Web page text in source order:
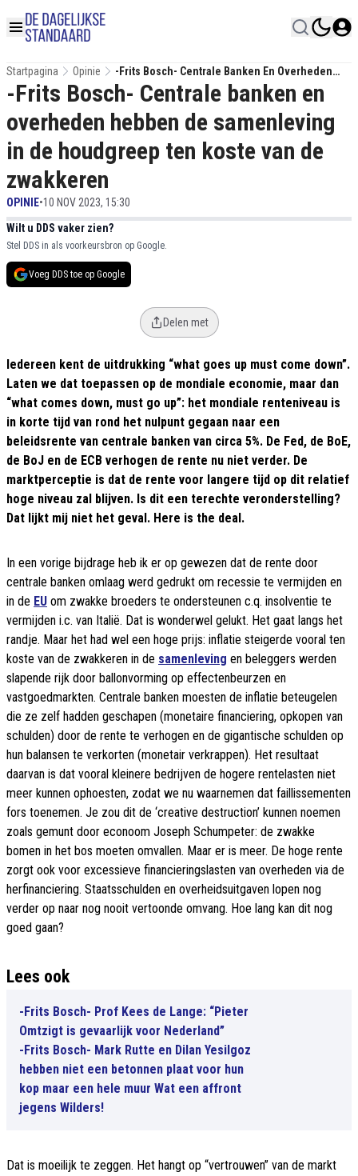
Startpagina Opinie
-Frits Bosch- Centrale Banken En Overheden
Hebben De Samenleving In De Houdgreep Ten
Koste Van De Zwakkeren
-Frits Bosch- Centrale banken en
overheden hebben de samenleving
in de houdgreep ten koste van de
zwakkeren
OPINIE•10 NOV 2023, 15:30
Wilt u DDS vaker zien?
Stel DDS in als voorkeursbron op Google.
Voeg DDS toe op Google
Delen met
Iedereen kent de uitdrukking “what goes up must come down”.
Laten we dat toepassen op de mondiale economie, maar dan
“what comes down, must go up”: het mondiale renteniveau is
in korte tijd van rond het nulpunt gegaan naar een
beleidsrente van centrale banken van circa 5%. De Fed, de BoE,
de BoJ en de ECB verhogen de rente nu niet verder. De
marktperceptie is dat de rente voor langere tijd op dit relatief
hoge niveau zal blijven. Is dit een terechte veronderstelling?
Dat lijkt mij niet het geval. Here is the deal.
In een vorige bijdrage heb ik er op gewezen dat de rente door
centrale banken omlaag werd gedrukt om recessie te vermijden en
in de EU om zwakke broeders te ondersteunen c.q. insolventie te
vermijden i.c. van Italië. Dat is wonderwel gelukt. Het gaat langs het
randje. Maar het had wel een hoge prijs: inflatie steigerde vooral ten
koste van de zwakkeren in de samenleving en beleggers werden
slapende rijk door ballonvorming op effectenbeurzen en
vastgoedmarkten. Centrale banken moesten de inflatie beteugelen
die ze zelf hadden geschapen (monetaire financiering, opkopen van
schulden) door de rente te verhogen en de gigantische schulden op
hun balansen te verkorten (monetair verkrappen). Het resultaat
daarvan is dat vooral kleinere bedrijven de hogere rentelasten niet
meer kunnen ophoesten, zodat we nu waarnemen dat faillissementen
fors toenemen. Je zou dit de ‘creative destruction’ kunnen noemen
zoals gemunt door econoom Joseph Schumpeter: de zwakke
bomen in het bos moeten omvallen. Maar er is meer. De hoge rente
zorgt ook voor excessieve financieringslasten van overheden via de
herfinanciering. Staatsschulden en overheidsuitgaven lopen nog
verder op naar nog nooit vertoonde omvang. Hoe lang kan dit nog
goed gaan?
Lees ook
-Frits Bosch- Prof Kees de Lange: “Pieter
Omtzigt is gevaarlijk voor Nederland”
-Frits Bosch- Mark Rutte en Dilan Yesilgoz
hebben niet een betonnen plaat voor hun
kop maar een hele muur Wat een affront
jegens Wilders!
Dat is moeilijk te zeggen. Het hangt op “vertrouwen” van de markt